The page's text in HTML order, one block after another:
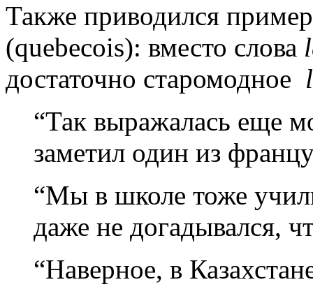
Также приводился
(quebecois): вместо слова
достаточно старомодное
“Так выражалась еще
заметил один из
“Мы в школе тоже
даже не догадывался,
“Наверное, в